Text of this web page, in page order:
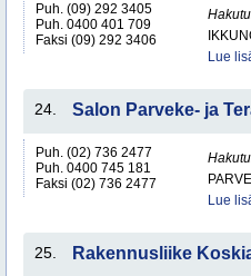
Puh. (09) 292 3405
Puh. 0400 401 709
Faksi (09) 292 3406
Lue
24. Salon Parveke- ja
Puh. (02) 736 2477
Puh. 0400 745 181
Faksi (02) 736 2477
Lue
25. Rakennusliike